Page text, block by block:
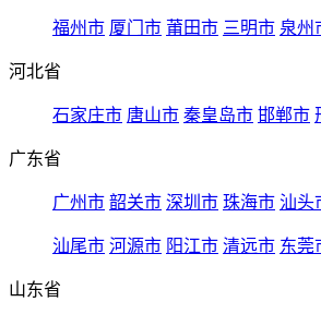
福州市 厦门市 莆田市 三明市 泉州
河北省
石家庄市 唐山市 秦皇岛市 邯郸市
广东省
广州市 韶关市 深圳市 珠海市 汕头
汕尾市 河源市 阳江市 清远市 东莞
山东省